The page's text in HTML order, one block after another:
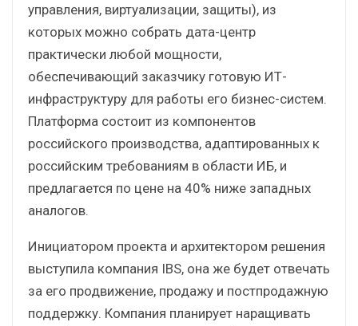
управления, виртуализации, защиты), из
которых можно собрать дата-центр
практически любой мощности,
обеспечивающий заказчику готовую ИТ-
инфраструктуру для работы его бизнес-систем.
Платформа состоит из компонентов
российского производства, адаптированных к
российским требованиям в области ИБ, и
предлагается по цене на 40% ниже западных
аналогов.
Инициатором проекта и архитектором решения
выступила компания IBS, она же будет отвечать
за его продвижение, продажу и постпродажную
поддержку. Компания планирует наращивать